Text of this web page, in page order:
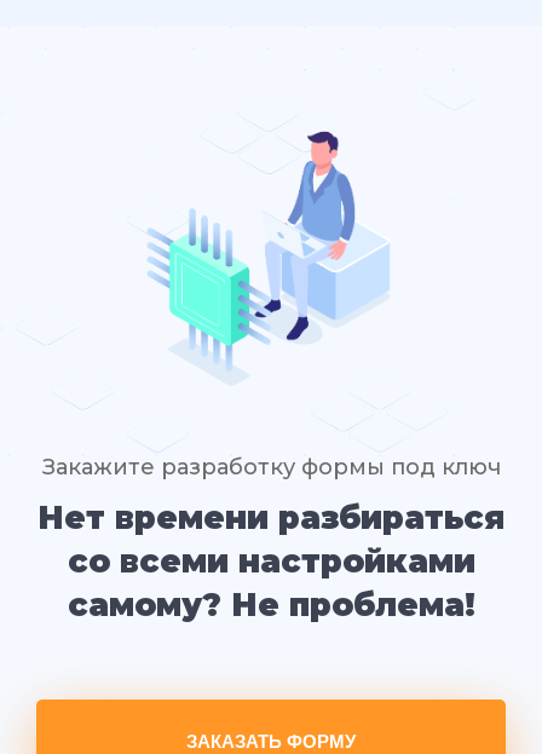
Закажите разработку формы под ключ
Нет времени разбираться
со всеми настройками
самому? Не проблема!
ЗАКАЗАТЬ ФОРМУ